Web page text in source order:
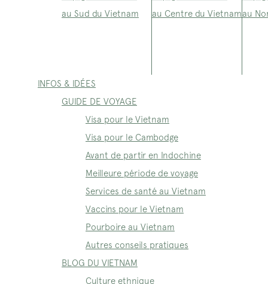
au Sud du Vietnam
au Centre du Vietnamau
INFOS & IDÉES
GUIDE DE VOYAGE
Visa pour le Vietnam
Visa pour le Cambodge
Avant de partir en Indochine
Meilleure période de voyage
Services de santé au Vietnam
Vaccins pour le Vietnam
Pourboire au Vietnam
Autres conseils pratiques
BLOG DU VIETNAM
Culture ethnique